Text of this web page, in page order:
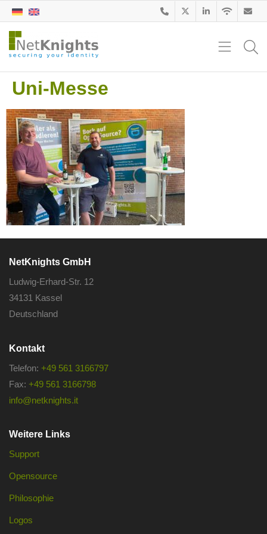
Uni-Messe
NetKnights GmbH
Ludwig-Erhard-Str. 12
34131 Kassel
Deutschland
Kontakt
Telefon: +49 561 3166797
Fax: +49 561 3166798
info@netknights.it
Weitere Links
Support
Opensource
Philosophie
Logos